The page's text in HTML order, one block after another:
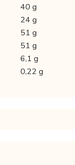
40 g
24 g
51 g
51 g
6,1 g
0,22 g